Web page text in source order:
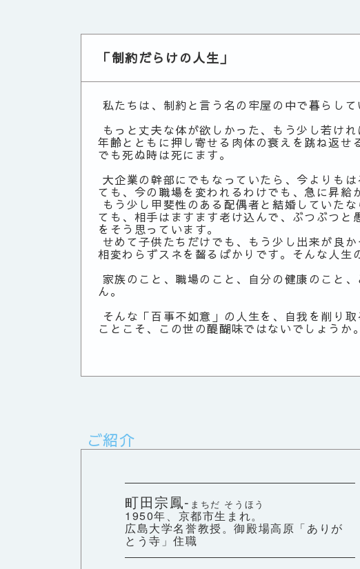
「制約だらけの人生」
私たちは、制約と言う名の牢屋の中で暮らして
もっと丈夫な体が欲しかった、もう少し若け
年齢とともに押し寄せる肉体の衰えを跳ね返
でも死ぬ時は死にます。
大企業の幹部にでもなっていたら、今よりも
ても、今の職場を変われるわけでも、急に昇給
もう少し甲斐性のある配偶者と結婚していた
ても、相手はますます老け込んで、ぶつぶつ
をそう思っています。
せめて子供たちだけでも、もう少し出来が良
相変わらずスネを齧るばかりです。そんな人生
家族のこと、職場のこと、自分の健康のこと
ん。
そんな「百事不如意」の人生を、自我を削り
ことこそ、この世の醍醐味ではないでしょうか。
ご紹介
町田宗鳳‐ まちだ そうほう
1950年、京都市生まれ。
広島大学名誉教授。御殿場高原「ありが
とう寺」住職